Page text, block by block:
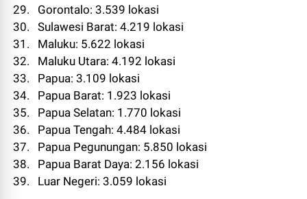
29. Gorontalo: 3.539 lokasi
30. Sulawesi Barat: 4.219 lokasi
31. Maluku: 5.622 lokasi
32. Maluku Utara: 4.192 lokasi
33. Papua: 3.109 lokasi
34. Papua Barat: 1.923 lokasi
35. Papua Selatan: 1.770 lokasi
36. Papua Tengah: 4.484 lokasi
37. Papua Pegunungan: 5.850 lokasi
38. Papua Barat Daya: 2.156 lokasi
39. Luar Negeri: 3.059 lokasi